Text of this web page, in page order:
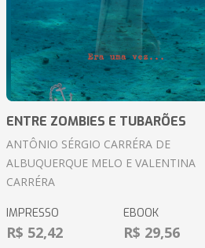
ENTRE ZOMBIES E TUBARÕES
ANTÔNIO SÉRGIO CARRÉRA DE
ALBUQUERQUE MELO E VALENTINA
CARRÉRA
IMPRESSO
R$ 52,42
EBOOK
R$ 29,56